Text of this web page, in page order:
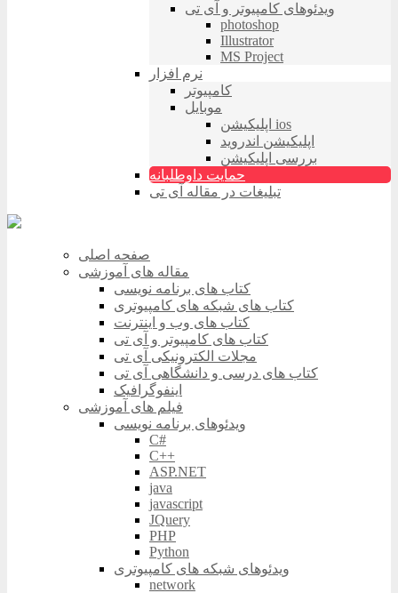
ویدئوهای کامپیوتر و آی تی
photoshop
Illustrator
MS Project
نرم افزار
کامپیوتر
موبایل
اپلیکیشن ios
اپلیکیشن اندروید
بررسی اپلیکیشن
حمایت داوطلبانه
تبلیغات در مقاله آی تی
صفحه اصلی
مقاله های آموزشی
کتاب های برنامه نویسی
کتاب های شبکه های کامپیوتری
کتاب های وب و اینترنت
کتاب های کامپیوتر و آی تی
مجلات الکترونیکی آی تی
کتاب های درسی و دانشگاهی آی تی
اینفوگرافیک
فیلم های آموزشی
ویدئوهای برنامه نویسی
C#
C++
ASP.NET
java
javascript
JQuery
PHP
Python
ویدئوهای شبکه های کامپیوتری
network